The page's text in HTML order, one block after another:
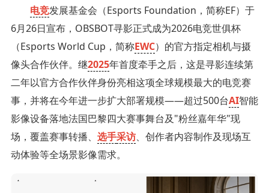
电竞发展基金会（Esports Foundation，简称EF）于
6月26日宣布，OBSBOT寻影正式成为2026电竞世俱杯
（Esports World Cup，简称EWC）的官方指定相机与摄
像头合作伙伴。继2025年首度牵手之后，这是寻影连续第
二年以官方合作伙伴身份亮相这项全球规模最大的电竞赛
事，并将在今年进一步扩大部署规模——超过500台AI智能
影像设备落地法国巴黎四大赛事舞台及"粉丝嘉年华"现
场，覆盖赛事转播、 选手采访、创作者内容制作及现场互
动体验等全场景影像需求。